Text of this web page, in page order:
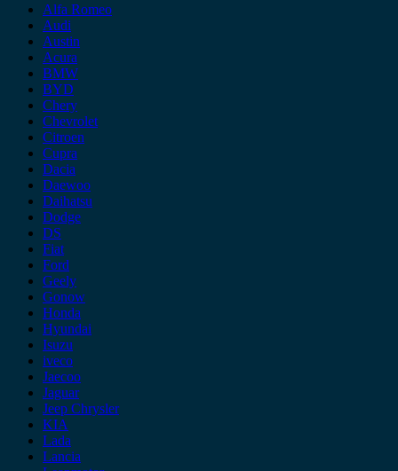
Alfa Romeo
Audi
Austin
Acura
BMW
BYD
Chery
Chevrolet
Citroen
Cupra
Dacia
Daewoo
Daihatsu
Dodge
DS
Fiat
Ford
Geely
Gonow
Honda
Hyundai
Isuzu
iveco
Jaecoo
Jaguar
Jeep Chrysler
KIA
Lada
Lancia